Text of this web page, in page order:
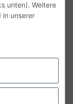
unten). Weitere
in unserer